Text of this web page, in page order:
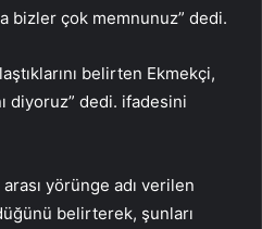
bizler çok memnunuz” dedi.
belirten Ekmekçi,
diyoruz” dedi. ifadesini
yörünge adı verilen
belirterek, şunları